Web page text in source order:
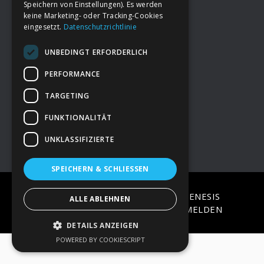
FooterDeine Spende
→ Impressum
→Kontakt zum PAO Team
COPYRIGHT © 2026 · ON
GENESIS
FRAMEWORK·WORDPRESS·ANMELDEN
Speichern von Einstellungen). Es werden
keine Marketing- oder Tracking-Cookies
eingesetzt. Datenschutzrichtlinie
UNBEDINGT ERFORDERLICH
PERFORMANCE
TARGETING
FUNKTIONALITÄT
UNKLASSIFIZIERTE
SPEICHERN & SCHLIESSEN
ALLE ABLEHNEN
DETAILS ANZEIGEN
POWERED BY COOKIESCRIPT